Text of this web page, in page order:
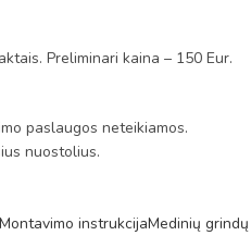
Preliminari kaina – 150 Eur.
paslaugos neteikiamos.
nuostolius.
Montavimo instrukcijaMedinių